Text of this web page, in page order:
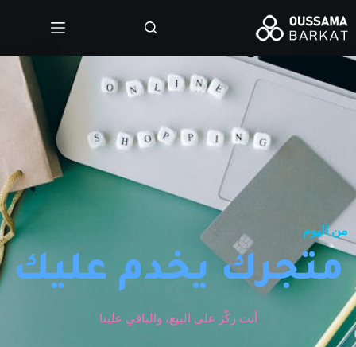
من اليوم
متجرك يخدم عليك
أنت ركّز على البيع، والباقي علينا